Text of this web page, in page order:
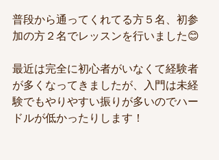
普段から通ってくれてる方５名、初参
加の方２名でレッスンを行いました😊
最近は完全に初心者がいなくて経験者
が多くなってきましたが、入門は未経
験でもやりやすい振りが多いのでハー
ドルが低かったりします！